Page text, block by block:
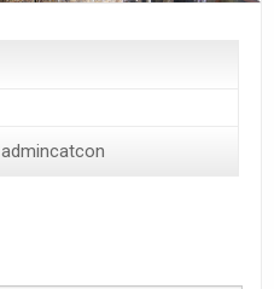
admincatcon